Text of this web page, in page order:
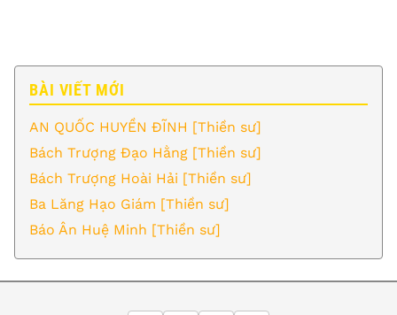
BÀI VIẾT MỚI
AN QUỐC HUYỀN ĐĨNH [Thiền sư]
Bách Trượng Đạo Hằng [Thiền sư]
Bách Trượng Hoài Hải [Thiền sư]
Ba Lăng Hạo Giám [Thiền sư]
Báo Ân Huệ Minh [Thiền sư]